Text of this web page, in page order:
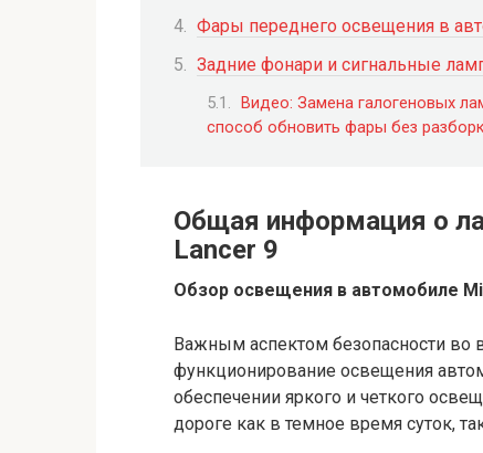
Фары переднего освещения в
Задние фонари и сигнальные
Видео: Замена галогеновых
способ обновить фары без
Общая информация о
Lancer 9
Обзор освещения в автомобиле
Важным аспектом безопасности во
функционирование освещения
обеспечении яркого и четкого
дороге как в темное время суток,